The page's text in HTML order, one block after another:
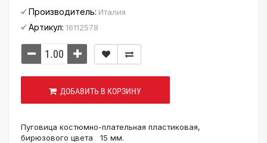
Производитель: Италия
Артикул: 16112578
ДОБАВИТЬ В КОРЗИНУ
Пуговица костюмно-плательная пластиковая,
бирюзового цвета 15 мм.